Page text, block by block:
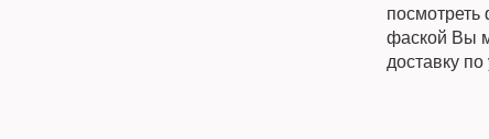
фаской Вы
доставку